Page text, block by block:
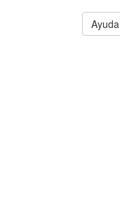
Ayuda